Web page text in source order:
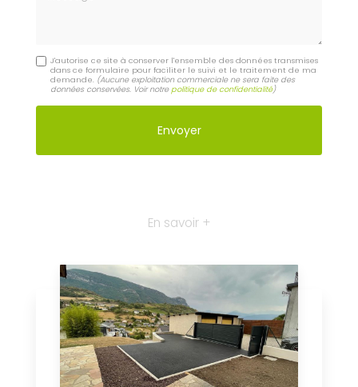
J'autorise ce site à conserver l'ensemble des données transmises
dans ce formulaire pour faciliter le suivi et le traitement de ma
demande. (Aucune exploitation commerciale ne sera faite des
données conservées. Voir notrepolitique de confidentialité)
En savoir +